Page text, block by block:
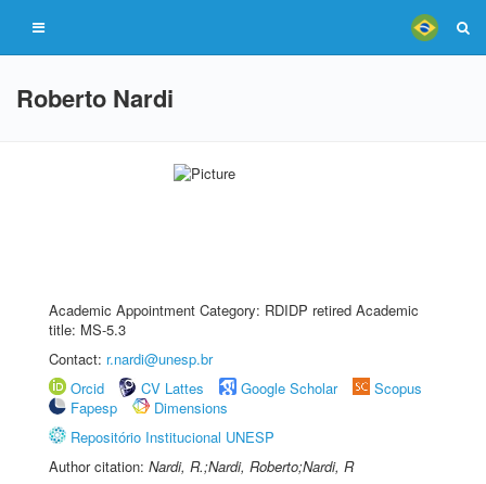
Roberto Nardi
Academic Appointment Category: RDIDP retired Academic
title: MS-5.3
Contact: r.nardi@unesp.br
Orcid
CV Lattes Google Scholar
Scopus
Fapesp
Dimensions
Repositório Institucional UNESP
Author citation: Nardi, R.;Nardi, Roberto;Nardi, R